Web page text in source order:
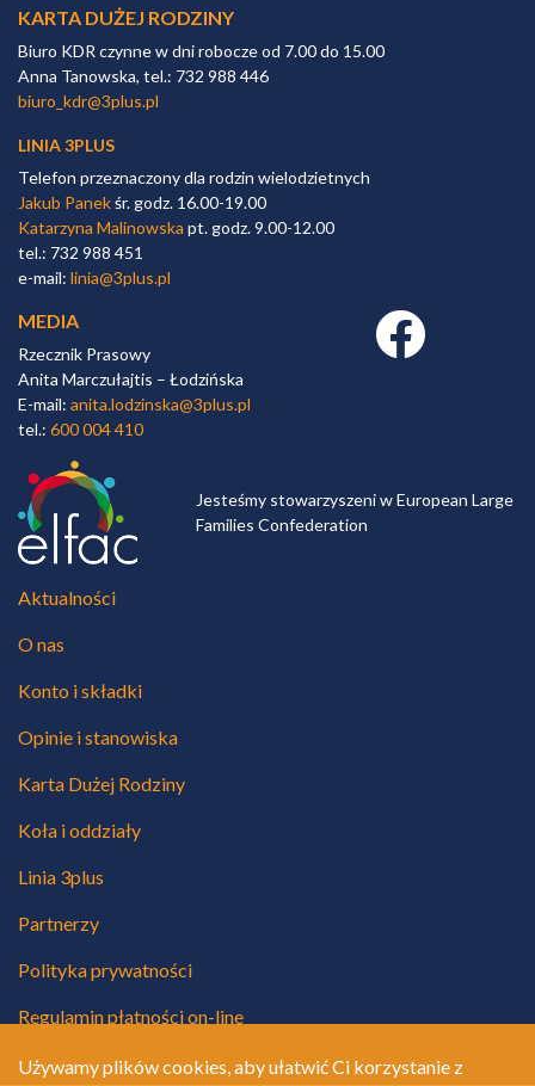
KARTA DUŻEJ RODZINY
Biuro KDR czynne w dni robocze od 7.00 do 15.00
Anna Tanowska, tel.: 732 988 446
biuro_kdr@3plus.pl
LINIA 3PLUS
Telefon przeznaczony dla rodzin wielodzietnych
Jakub Panekśr. godz. 16.00-19.00
Katarzyna Malinowska pt. godz. 9.00-12.00
tel.: 732 988 451
e-mail: linia@3plus.pl
MEDIA
Rzecznik Prasowy
Anita Marczułajtis – Łodzińska
E-mail: anita.lodzinska@3plus.pl
tel.: 600 004 410
Facebook link
Jesteśmy stowarzyszeni w European Large
Families Confederation
Aktualności
O nas
Konto i składki
Opinie i stanowiska
Karta Dużej Rodziny
Koła i oddziały
Linia 3plus
Partnerzy
Polityka prywatności
Regulamin płatności on-line
Używamy plików cookies, aby ułatwić Ci korzystanie z